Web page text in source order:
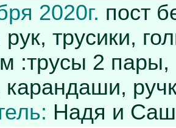
2020г. пост
рук, трусики,
:трусы 2 пары,
Надя и